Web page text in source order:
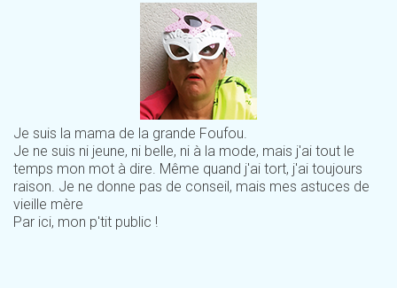
Je suis la mama de la grande Foufou.
Je ne suis ni jeune, ni belle, ni à la mode, mais j'ai tout le
temps mon mot à dire. Même quand j'ai tort, j'ai toujours
raison. Je ne donne pas de conseil, mais mes astuces de
vieille mère
Par ici, mon p'tit public !